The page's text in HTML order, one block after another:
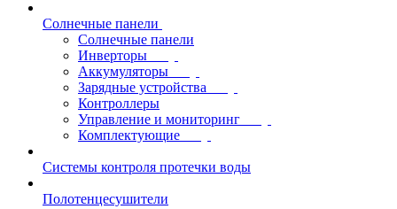
Солнечные панели
Солнечные панели
Инверторы
Аккумуляторы
Зарядные устройства
Контроллеры
Управление и мониторинг
Комплектующие
Системы контроля протечки воды
Полотенцесушители